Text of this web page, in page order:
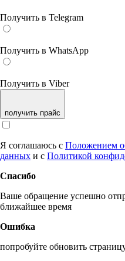
Получить в Telegram
Получить в WhatsApp
Получить в Viber
получить прайс
Я соглашаюсь с Положением
данных и с Политикой
Спасибо
Ваше обращение успешно
ближайшее время
Ошибка
попробуйте обновить